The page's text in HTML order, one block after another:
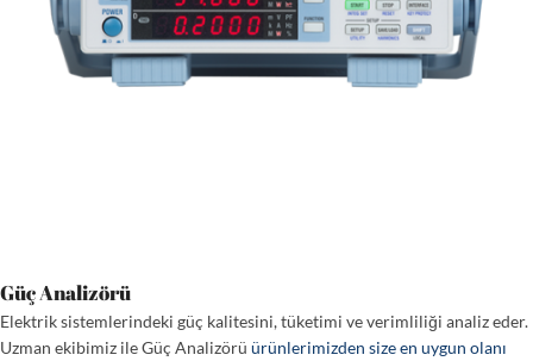
Güç Analizörü
Elektrik sistemlerindeki güç kalitesini, tüketimi ve verimliliği analiz eder.
Uzman ekibimiz ile Güç Analizörü ürünlerimizden size en uygun olanı